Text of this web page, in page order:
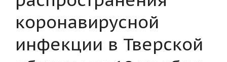
коронавирусной
инфекции в Тверской